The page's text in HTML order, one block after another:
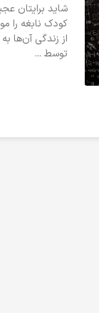
کودک نابغه را
از زندگی آن‌ها
توسط ...